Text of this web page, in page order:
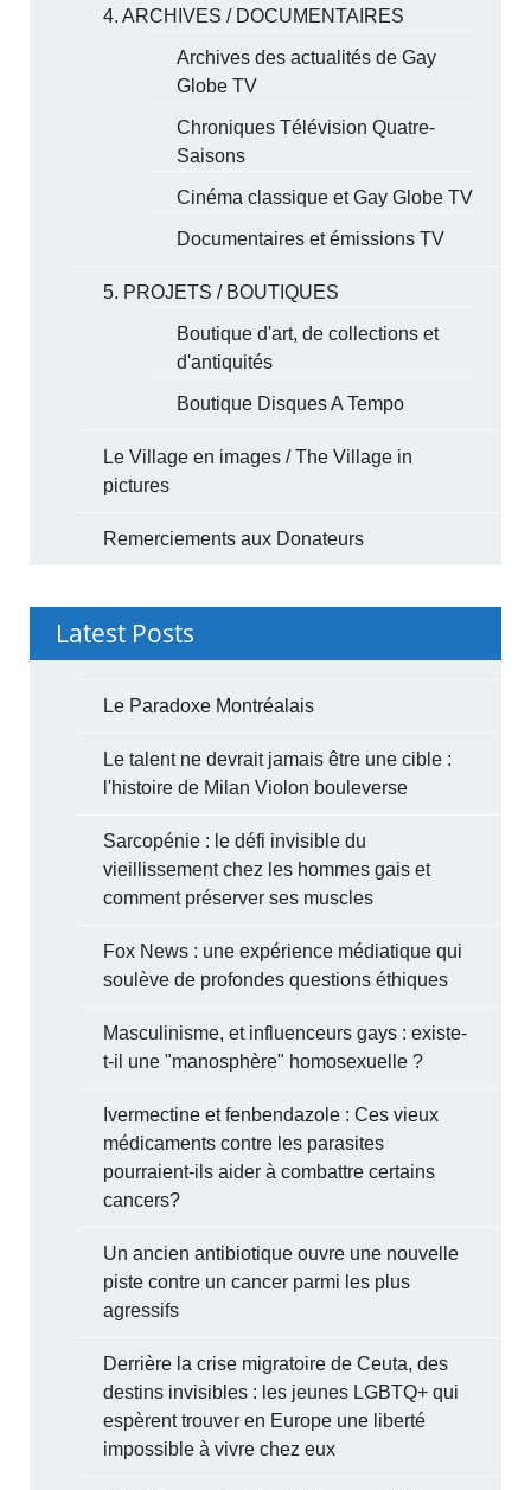
4. ARCHIVES / DOCUMENTAIRES
Archives des actualités de Gay
Globe TV
Chroniques Télévision Quatre-
Saisons
Cinéma classique et Gay Globe TV
Documentaires et émissions TV
5. PROJETS / BOUTIQUES
Boutique d'art, de collections et
d'antiquités
Boutique Disques A Tempo
Le Village en images / The Village in
pictures
Remerciements aux Donateurs
Latest Posts
Le Paradoxe Montréalais
Le talent ne devrait jamais être une cible :
l'histoire de Milan Violon bouleverse
Sarcopénie : le défi invisible du
vieillissement chez les hommes gais et
comment préserver ses muscles
Fox News : une expérience médiatique qui
soulève de profondes questions éthiques
Masculinisme, et influenceurs gays : existe-
t-il une "manosphère" homosexuelle ?
Ivermectine et fenbendazole : Ces vieux
médicaments contre les parasites
pourraient-ils aider à combattre certains
cancers?
Un ancien antibiotique ouvre une nouvelle
piste contre un cancer parmi les plus
agressifs
Derrière la crise migratoire de Ceuta, des
destins invisibles : les jeunes LGBTQ+ qui
espèrent trouver en Europe une liberté
impossible à vivre chez eux